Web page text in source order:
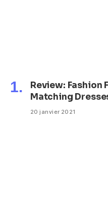
Review: Fashion
Matching
20 janvier 2021